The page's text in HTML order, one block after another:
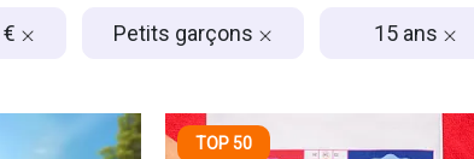
Petits garçons 15 ans
TOP 50